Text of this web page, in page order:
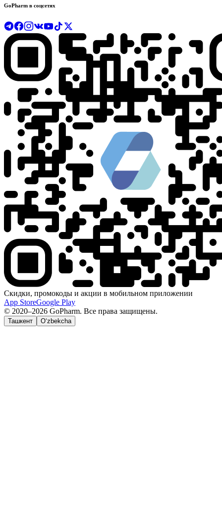
GoPharm в соцсетях
Скидки, промокоды и акции в мобильном приложении
App StoreGoogle Play
© 2020–2026 GoPharm. Все права защищены.
Ташкент O‘zbekcha